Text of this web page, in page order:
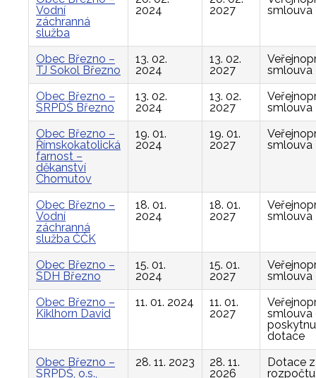
Vodní
záchranná
služba
2024
2027
smlouva
Obec Březno –
TJ Sokol Březno
13. 02.
2024
13. 02.
2027
smlouva
Obec Březno –
SRPDŠ Březno
13. 02.
2024
13. 02.
2027
smlouva
Obec Březno –
Římskokatolická
farnost –
děkanství
Chomutov
19. 01.
2024
19. 01.
2027
smlouva
Obec Březno –
Vodní
záchranná
služba ČČK
18. 01.
2024
18. 01.
2027
smlouva
Obec Březno –
SDH Březno
15. 01.
2024
15. 01.
2027
smlouva
Obec Březno –
Kiklhorn David
11. 01. 2024
11. 01.
2027
smlouva
dotace
Obec Březno –
SRPDŠ, o.s.,
28. 11. 2023
28. 11.
2026
Dotace z
rozpočtu